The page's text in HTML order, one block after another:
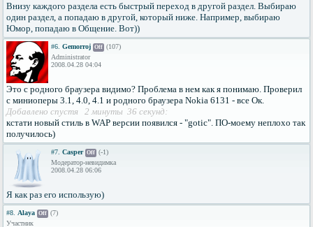
Внизу каждого раздела есть быстрый переход в другой раздел. Выбираю
один раздел, а попадаю в другой, который ниже. Например, выбираю
Юмор, попадаю в Общение. Вот))
#6. Gemorroj Off (107)
Administrator
2008.04.28 04:04
Это с родного браузера видимо? Проблема в нем как я понимаю. Проверил
с миниоперы 3.1, 4.0, 4.1 и родного браузера Nokia 6131 - все Ок.
Добавлено спустя 2 минуты 36 секунд:
кстати новый стиль в WAP версии появился - "gotic". ПО-моему неплохо так
получилось)
#7. Casper Off (-1)
Модератор-невидимка
2008.04.28 06:06
Я как раз его использую)
#8. Alaya Off (7)
Участник